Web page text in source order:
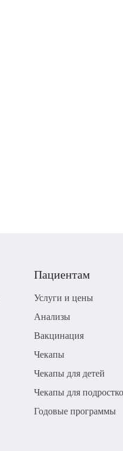
Пациентам
Услуги и цены
Анализы
Вакцинация
Чекапы
Чекапы для детей
Чекапы для
Годовые программы